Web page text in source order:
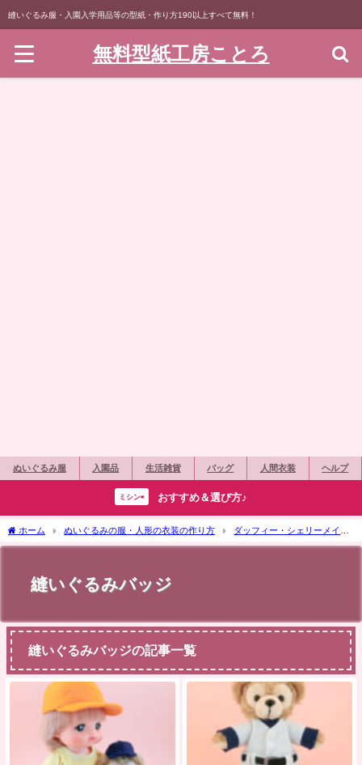
縫いぐるみ服・入園入学用品等の型紙・作り方190以上すべて無料！
無料型紙工房ことろ
ぬいぐるみ服 入園品 生活雑貨 バッグ 人間衣装 ヘルプ
ミシン⇨ おすすめ＆選び方♪
ホーム ぬいぐるみの服・人形の衣装の作り方
ダッフィー・シェリーメイ
縫いぐるみバッジ
縫いぐるみバッジ
縫いぐるみバッジの記事一覧